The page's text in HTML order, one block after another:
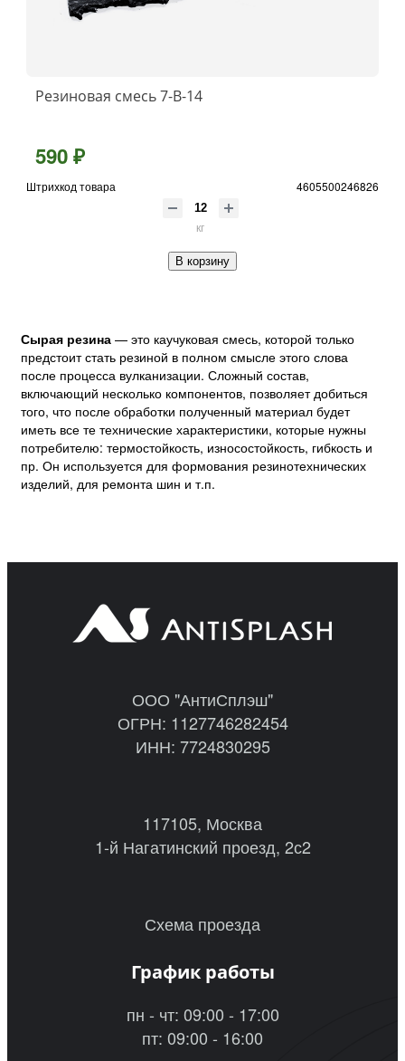
Резиновая смесь 7-В-14
590 ₽
Штрихкод товара 4605500246826
кг
В корзину
Сырая резина — это каучуковая смесь, которой только
предстоит стать резиной в полном смысле этого слова
после процесса вулканизации. Сложный состав,
включающий несколько компонентов, позволяет добиться
того, что после обработки полученный материал будет
иметь все те технические характеристики, которые нужны
потребителю: термостойкость, износостойкость, гибкость и
пр. Он используется для формования резинотехнических
изделий, для ремонта шин и т.п.
ООО "АнтиСплэш"
ОГРН: 1127746282454
ИНН: 7724830295
117105, Москва
1-й Нагатинский проезд, 2с2
Схема проезда
График работы
пн - чт: 09:00 - 17:00
пт: 09:00 - 16:00